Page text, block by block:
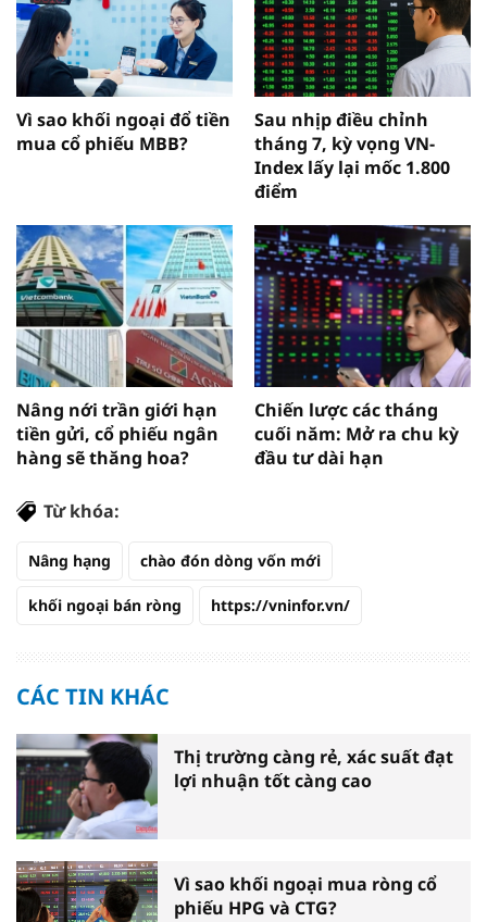
Vì sao khối ngoại đổ tiền
mua cổ phiếu MBB?
Sau nhịp điều chỉnh
tháng 7, kỳ vọng VN-
Index lấy lại mốc 1.800
điểm
Nâng nới trần giới hạn
tiền gửi, cổ phiếu ngân
hàng sẽ thăng hoa?
Chiến lược các tháng
cuối năm: Mở ra chu kỳ
đầu tư dài hạn
Từ khóa:
Nâng hạng chào đón dòng vốn mới
khối ngoại bán ròng https://vninfor.vn/
CÁC TIN KHÁC
Thị trường càng rẻ, xác suất đạt
lợi nhuận tốt càng cao
Vì sao khối ngoại mua ròng cổ
phiếu HPG và CTG?